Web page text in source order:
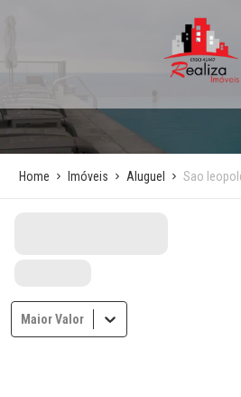
Home Imóveis Aluguel Sao
Maior Valor